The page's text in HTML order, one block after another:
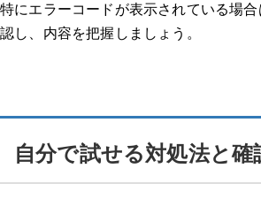
【給湯器 補助金】関連記事
7月に注意したい給湯器のサイン
特にエラーコードが表示されている場
認し、内容を把握しましょう。
自分で試せる対処法と確